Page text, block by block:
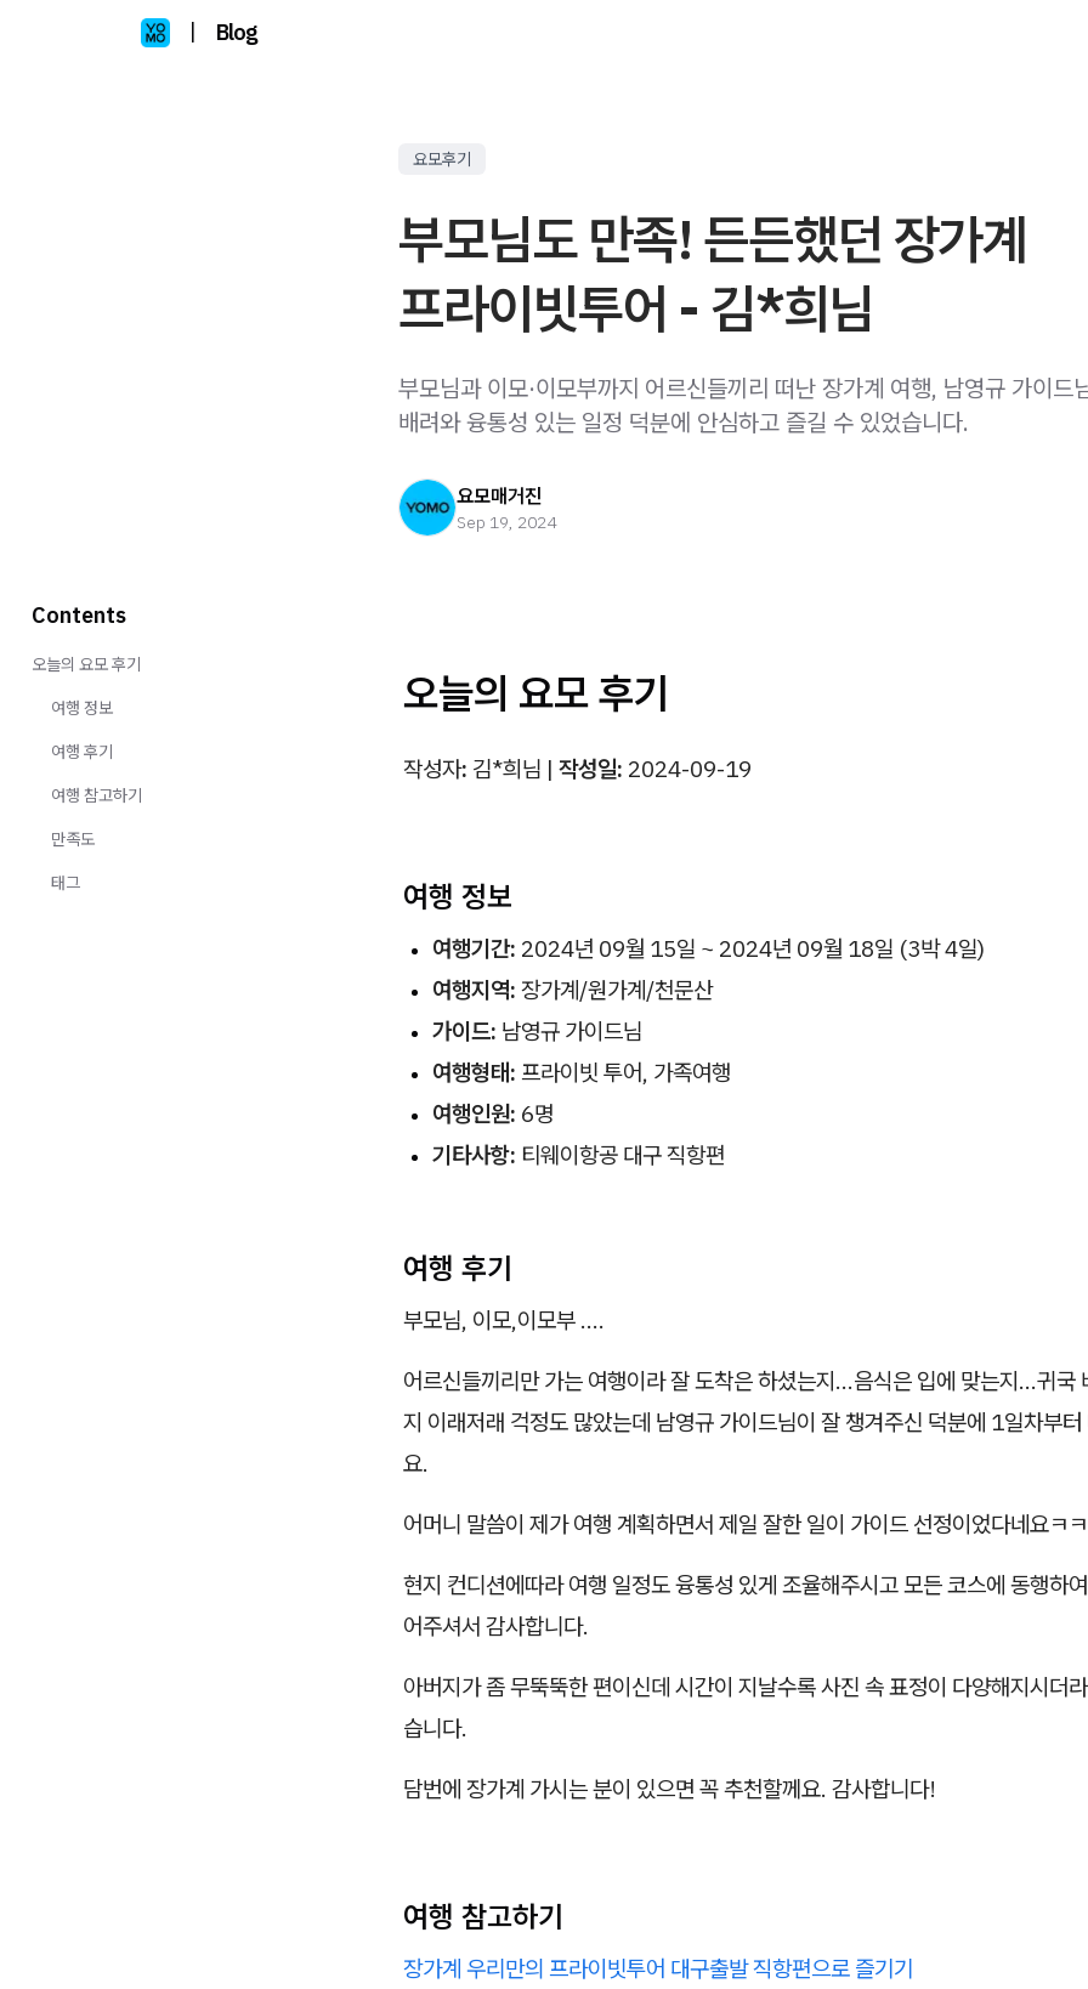
| Blog
요모후기
부모님도 만족! 든든했던 장가계
프라이빗투어 - 김*희님
부모님과 이모·이모부까지 어르신들끼리 떠난 장가계 여행, 남영규 가이드
배려와 융통성 있는 일정 덕분에 안심하고 즐길 수 있었습니다.
요모매거진
Sep 19, 2024
오늘의 요모 후기
작성자: 김*희님 | 작성일: 2024-09-19
여행 정보
여행기간: 2024년 09월 15일 ~ 2024년 09월 18일 (3박 4일)
여행지역: 장가계/원가계/천문산
가이드: 남영규 가이드님
여행형태: 프라이빗 투어, 가족여행
여행인원: 6명
기타사항: 티웨이항공 대구 직항편
여행 후기
부모님, 이모,이모부 ....
어르신들끼리만 가는 여행이라 잘 도착은 하셨는지...음식은 입에 맞는지...귀국
지 이래저래 걱정도 많았는데 남영규 가이드님이 잘 챙겨주신 덕분에 1일차부
요.
어머니 말씀이 제가 여행 계획하면서 제일 잘한 일이 가이드 선정이었다네요ㅋ
현지 컨디션에따라 여행 일정도 융통성 있게 조율해주시고 모든 코스에 동행하
어주셔서 감사합니다.
아버지가 좀 무뚝뚝한 편이신데 시간이 지날수록 사진 속 표정이 다양해지시더
습니다.
담번에 장가계 가시는 분이 있으면 꼭 추천할께요. 감사합니다!
여행 참고하기
장가계 우리만의 프라이빗투어 대구출발 직항편으로 즐기기
Contents
오늘의 요모 후기
여행 정보
여행 후기
여행 참고하기
만족도
태그